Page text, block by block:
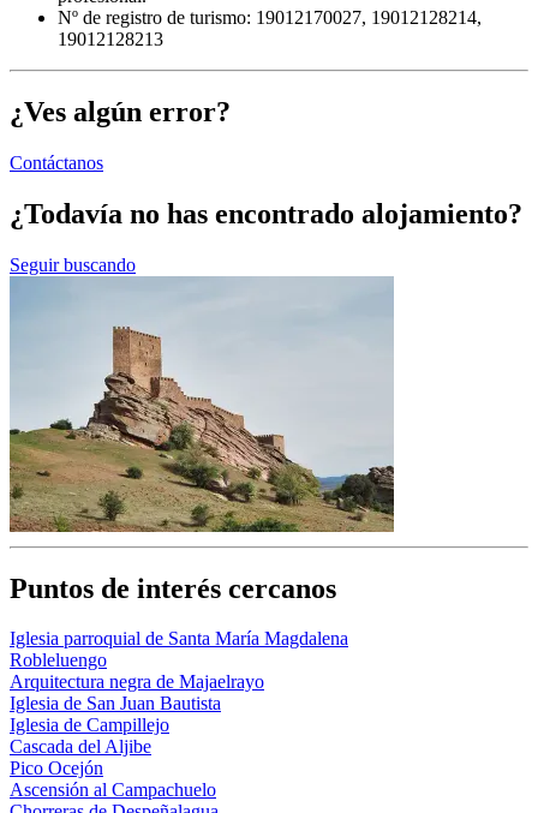
Nº de registro de turismo: 19012170027, 19012128214,
19012128213
¿Ves algún error?
Contáctanos
¿Todavía no has encontrado alojamiento?
Seguir buscando
Puntos de interés cercanos
Iglesia parroquial de Santa María Magdalena
Robleluengo
Arquitectura negra de Majaelrayo
Iglesia de San Juan Bautista
Iglesia de Campillejo
Cascada del Aljibe
Pico Ocejón
Ascensión al Campachuelo